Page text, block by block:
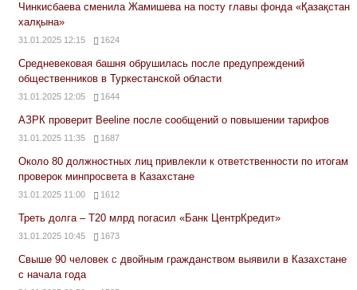
Чинкисбаева сменила Жамишева на посту главы фонда «Қазақстан
халқына»
31.01.2025 12:15 1624
Средневековая башня обрушилась после предупреждений
общественников в Туркестанской области
31.01.2025 12:05 1644
АЗРК проверит Beeline после сообщений о повышении тарифов
31.01.2025 11:35 1687
Около 80 должностных лиц привлекли к ответственности по итогам
проверок минпросвета в Казахстане
31.01.2025 11:00 1612
Треть долга – Т20 млрд погасил «Банк ЦентрКредит»
31.01.2025 10:45 1673
Свыше 90 человек с двойным гражданством выявили в Казахстане
с начала года